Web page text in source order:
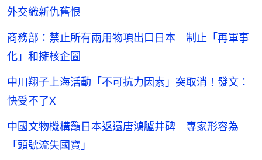
外交織新仇舊恨
商務部：禁止所有兩用物項出口日本 制止「再軍事
化」和擁核企圖
中川翔子上海活動「不可抗力因素」突取消！發文：
快受不了X
中國文物機構籲日本返還唐鴻臚井碑 專家形容為
「頭號流失國寶」